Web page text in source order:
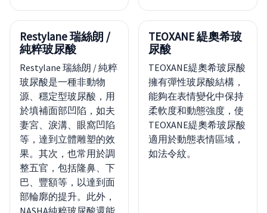
Restylane 瑞絲朗 /
純粹玻尿酸
Restylane 瑞絲朗 / 純粹
玻尿酸是一種非動物
源、穩定型玻尿酸，用
於填補面部凹陷，如夫
妻宮、淚溝、眼窩凹陷
等，達到立體雕塑的效
果。其次，也常用於調
整五官，包括隆鼻、下
巴、豐額等，以達到面
部輪廓的提升。此外，
NASHA純粹玻尿酸還能
TEOXANE 緹奧希玻
尿酸
TEOXANE緹奧希玻尿酸
擁有彈性玻尿酸結構，
能夠在表情變化中保持
柔軟度和動態強度，使
TEOXANE緹奧希玻尿酸
適用於動態表情區域，
如法令紋。